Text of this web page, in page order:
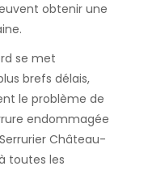
obtenir une
se met
brefs délais,
le problème de
endommagée
Château-
toutes les